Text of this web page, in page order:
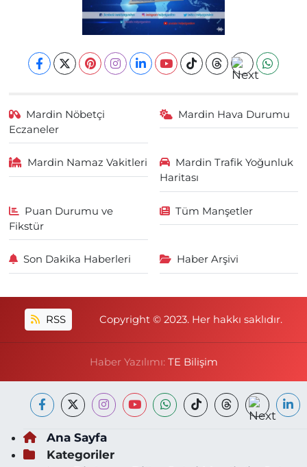
Mardin Nöbetçi
Eczaneler
Mardin Hava Durumu
Mardin Namaz Vakitleri
Mardin Trafik Yoğunluk
Haritası
Puan Durumu ve
Fikstür
Tüm Manşetler
Son Dakika Haberleri Haber Arşivi
RSS Copyright © 2023. Her hakkı saklıdır.
Haber Yazılımı: TE Bilişim
Ana Sayfa
Kategoriler